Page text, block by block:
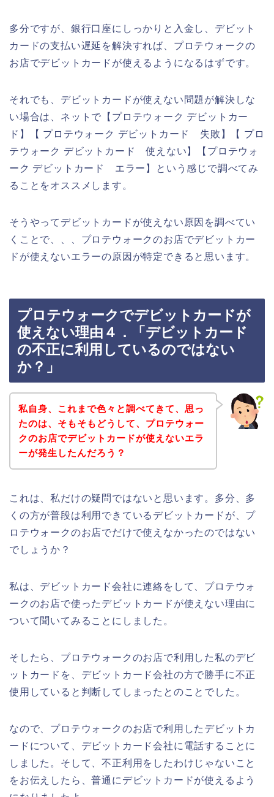
多分ですが、銀行口座にしっかりと入金し、デビット
カードの支払い遅延を解決すれば、プロテウォークの
お店でデビットカードが使えるようになるはずです。
それでも、デビットカードが使えない問題が解決しな
い場合は、ネットで【プロテウォーク デビットカー
ド】【 プロテウォーク デビットカード 失敗】【 プロ
テウォーク デビットカード 使えない】【プロテウォ
ーク デビットカード エラー】という感じで調べてみ
ることをオススメします。
そうやってデビットカードが使えない原因を調べてい
くことで、、、プロテウォークのお店でデビットカー
ドが使えないエラーの原因が特定できると思います。
プロテウォークでデビットカードが
使えない理由４．「デビットカード
の不正に利用しているのではない
か？」
私自身、これまで色々と調べてきて、思っ
たのは、そもそもどうして、プロテウォー
クのお店でデビットカードが使えないエラ
ーが発生したんだろう？
これは、私だけの疑問ではないと思います。多分、多
くの方が普段は利用できているデビットカードが、プ
ロテウォークのお店でだけで使えなかったのではない
でしょうか？
私は、デビットカード会社に連絡をして、プロテウォ
ークのお店で使ったデビットカードが使えない理由に
ついて聞いてみることにしました。
そしたら、プロテウォークのお店で利用した私のデビ
ットカードを、デビットカード会社の方で勝手に不正
使用していると判断してしまったとのことでした。
なので、プロテウォークのお店で利用したデビットカ
ードについて、デビットカード会社に電話することに
しました。そして、不正利用をしたわけじゃないこと
をお伝えしたら、普通にデビットカードが使えるよう